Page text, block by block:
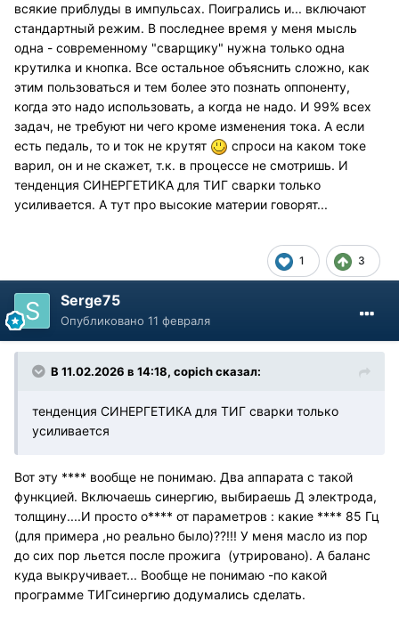
всякие приблуды в импульсах. Поигрались и... включают
стандартный режим. В последнее время у меня мысль
одна - современному "сварщику" нужна только одна
крутилка и кнопка. Все остальное объяснить сложно, как
этим пользоваться и тем более это познать оппоненту,
когда это надо использовать, а когда не надо. И 99% всех
задач, не требуют ни чего кроме изменения тока. А если
есть педаль, то и ток не крутят
спроси на каком токе
варил, он и не скажет, т.к. в процессе не смотришь. И
тенденция СИНЕРГЕТИКА для ТИГ сварки только
усиливается. А тут про высокие материи говорят...
1 3
Serge75
Опубликовано 11 февраля
В 11.02.2026 в 14:18, copichсказал:
тенденция СИНЕРГЕТИКА для ТИГ сварки только
усиливается
Вот эту **** вообще не понимаю. Два аппарата с такой
функцией. Включаешь синергию, выбираешь Д электрода,
толщину....И просто о**** от параметров : какие **** 85 Гц
(для примера ,но реально было)??!!! У меня масло из пор
до сих пор льется после прожига (утрировано). А баланс
куда выкручивает... Вообще не понимаю -по какой
программе ТИГсинергию додумались сделать.